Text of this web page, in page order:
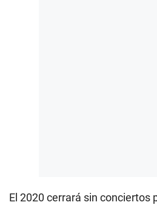
El 2020 cerrará sin conciertos